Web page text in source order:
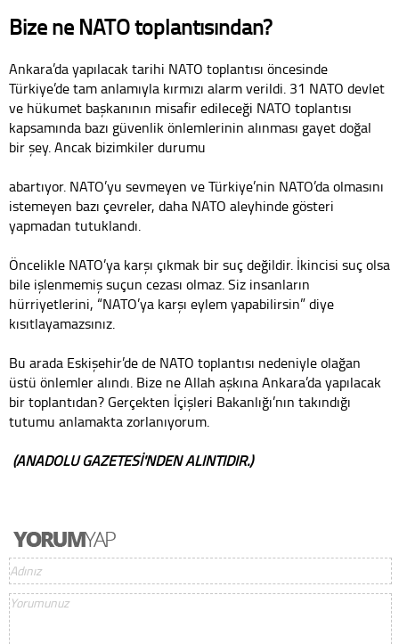
Bize ne NATO toplantısından?
Ankara’da yapılacak tarihi NATO toplantısı öncesinde
Türkiye’de tam anlamıyla kırmızı alarm verildi. 31 NATO devlet
ve hükumet başkanının misafir edileceği NATO toplantısı
kapsamında bazı güvenlik önlemlerinin alınması gayet doğal
bir şey. Ancak bizimkiler durumu
abartıyor. NATO’yu sevmeyen ve Türkiye’nin NATO’da olmasını
istemeyen bazı çevreler, daha NATO aleyhinde gösteri
yapmadan tutuklandı.
Öncelikle NATO’ya karşı çıkmak bir suç değildir. İkincisi suç olsa
bile işlenmemiş suçun cezası olmaz. Siz insanların
hürriyetlerini, “NATO’ya karşı eylem yapabilirsin” diye
kısıtlayamazsınız.
Bu arada Eskişehir’de de NATO toplantısı nedeniyle olağan
üstü önlemler alındı. Bize ne Allah aşkına Ankara’da yapılacak
bir toplantıdan? Gerçekten İçişleri Bakanlığı’nın takındığı
tutumu anlamakta zorlanıyorum.
(ANADOLU GAZETESİ'NDEN ALINTIDIR.)